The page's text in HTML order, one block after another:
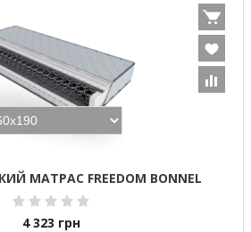
МАТРАС FREEDOM BONNEL
4 323 грн